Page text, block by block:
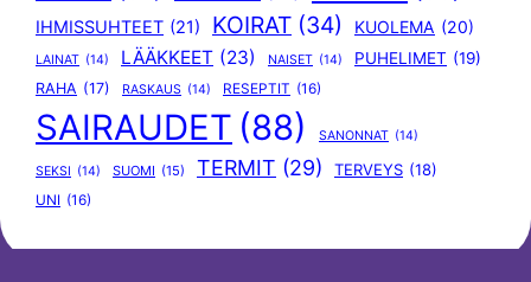
IHMISSUHTEET (21) KOIRAT (34) KUOLEMA (20)
LAINAT (14) LÄÄKKEET (23) NAISET (14) PUHELIMET (19)
RAHA (17) RASKAUS (14) RESEPTIT (16)
SAIRAUDET (88) SANONNAT (14)
SEKSI (14) SUOMI (15) TERMIT (29) TERVEYS (18)
UNI (16)